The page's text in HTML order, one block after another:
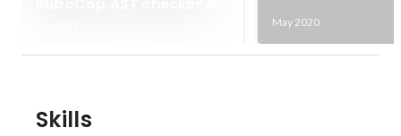
May 2020
Skills